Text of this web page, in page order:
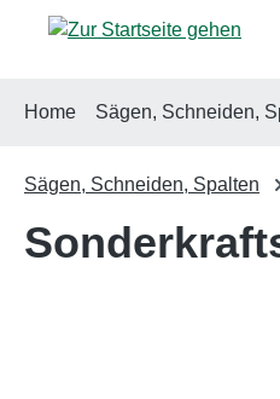
Hauptinhalt springen
Zur Suche springen
Zur Hauptnavigation
Home Sägen, Schneiden,
Sägen, Schneiden, Spalten